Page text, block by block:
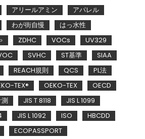
アリールアミン
アパレル
わが街自慢
はっ水性
ZDHC VOCs
UV329
SVHC ST基準
SIAA
REACH規則 QCS
PL法
TEX® OEKO-TEX
OECD
測 JIS T 8118
JIS L 1099
JIS L 1092 ISO
HBCDD
ECOPASSPORT